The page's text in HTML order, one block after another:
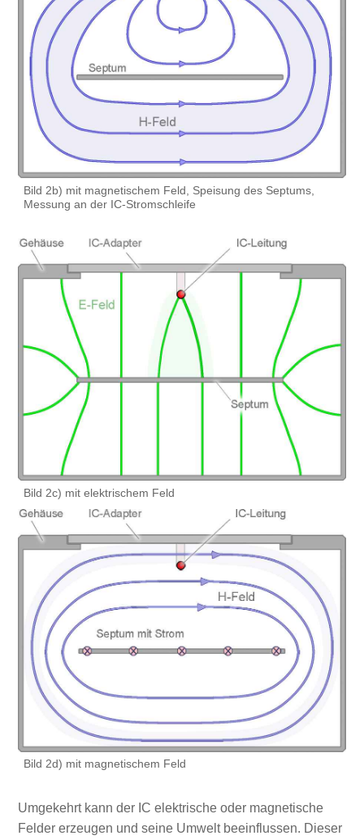
Bild 2b) mit magnetischem Feld, Speisung des Septums,
Messung an der IC-Stromschleife
Bild 2c) mit elektrischem Feld
Bild 2d) mit magnetischem Feld
Umgekehrt kann der IC elektrische oder magnetische
Felder erzeugen und seine Umwelt beeinflussen. Dieser